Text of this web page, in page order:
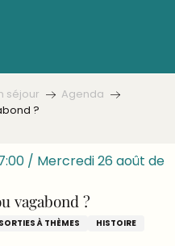
séjour
Agenda
?
/ Mercredi 26 août de
vagabond ?
À THÈMES
HISTOIRE